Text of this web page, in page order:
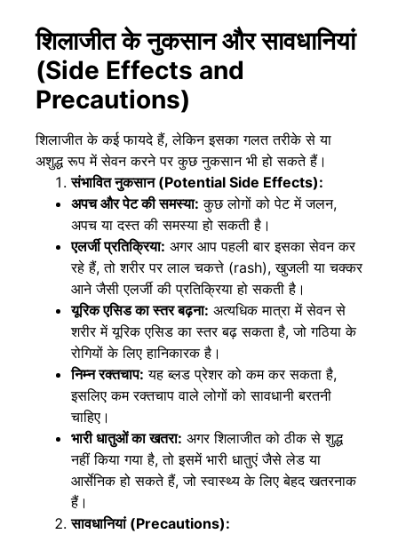
शिलाजीत के नुकसान और सावधानियां
(Side Effects and
Precautions)
शिलाजीत के कई फायदे हैं, लेकिन इसका गलत तरीके से या
अशुद्ध रूप में सेवन करने पर कुछ नुकसान भी हो सकते हैं।
संभावित नुकसान (Potential Side Effects):
अपच और पेट की समस्या: कुछ लोगों को पेट में जलन,
अपच या दस्त की समस्या हो सकती है।
एलर्जी प्रतिक्रिया: अगर आप पहली बार इसका सेवन कर
रहे हैं, तो शरीर पर लाल चकत्ते (rash), खुजली या चक्कर
आने जैसी एलर्जी की प्रतिक्रिया हो सकती है।
यूरिक एसिड का स्तर बढ़ना: अत्यधिक मात्रा में सेवन से
शरीर में यूरिक एसिड का स्तर बढ़ सकता है, जो गठिया के
रोगियों के लिए हानिकारक है।
निम्न रक्तचाप: यह ब्लड प्रेशर को कम कर सकता है,
इसलिए कम रक्तचाप वाले लोगों को सावधानी बरतनी
चाहिए।
भारी धातुओं का खतरा: अगर शिलाजीत को ठीक से शुद्ध
नहीं किया गया है, तो इसमें भारी धातुएं जैसे लेड या
आर्सेनिक हो सकते हैं, जो स्वास्थ्य के लिए बेहद खतरनाक
हैं।
सावधानियां (Precautions):